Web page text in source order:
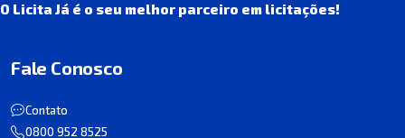
O Licita Já é o seu melhor parceiro em licitações!
Fale Conosco
Contato
0800 952 8525